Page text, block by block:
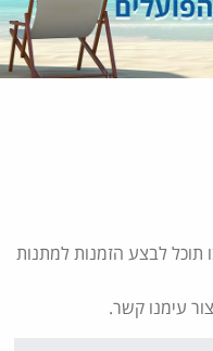
תוכל לבצע הזמנות למתנות
עימנו קשר.